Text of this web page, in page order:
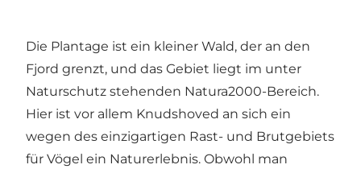
Die Plantage ist ein kleiner Wald, der an den
Fjord grenzt, und das Gebiet liegt im unter
Naturschutz stehenden Natura2000-Bereich.
Hier ist vor allem Knudshoved an sich ein
wegen des einzigartigen Rast- und Brutgebiets
für Vögel ein Naturerlebnis. Obwohl man